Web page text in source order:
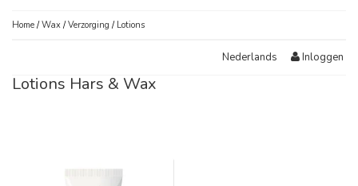
Home /Wax /Verzorging / Lotions
Nederlands Inloggen
Lotions Hars & Wax